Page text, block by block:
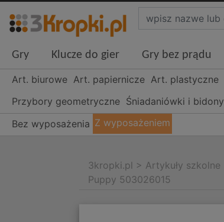
Gry Klucze do gier Gry bez prądu
Art. biurowe Art. papiernicze Art. plastyczne
Przybory geometryczne Śniadaniówki i bidony
Bez wyposażenia Z wyposażeniem
3kropki.pl > Artykuły szkolne
Puppy 503026015